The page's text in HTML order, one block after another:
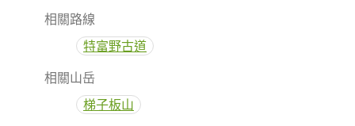
相關路線
特富野古道
相關山岳
梯子板山